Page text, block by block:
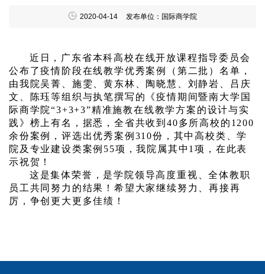
2020-04-14 发布单位：国际商学院
近日，广东省本科高校在线开放课程指导委员会
公布了疫情阶段在线教学优秀案例（第二批）名单，
由我院吴菁、施雯、黄东林、陶晓慧、刘静岩、吕庆
文、陈珏等组织与执笔撰写的《疫情期间暨南大学国
际商学院“3+3+3”精准施教在线教学方案的设计与实
践》榜上有名，据悉，全省共收到40多所高校的1200
余份案例，评选出优秀案例310份，其中高校类、学
院及专业建设类案例55项，我院属其中1项，在此表
示祝贺！
这是集体荣誉，是学院领导高度重视、全体教职
员工共同努力的结果！希望大家继续努力、再接再
厉，争创更大更多佳绩！